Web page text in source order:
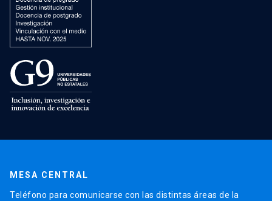
MESA CENTRAL
Teléfono para comunicarse con las distintas áreas de la